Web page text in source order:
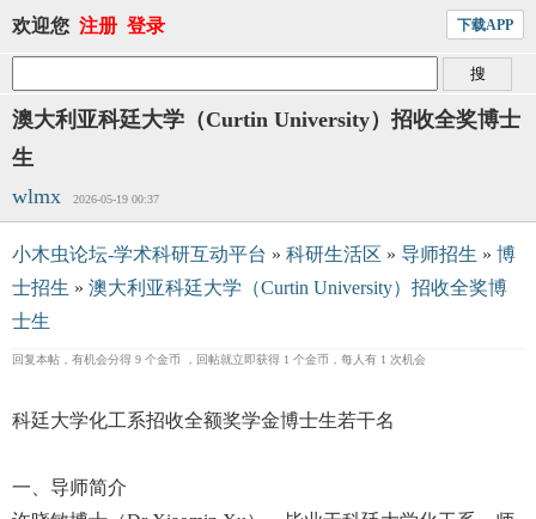
欢迎您 注册 登录 下载APP
澳大利亚科廷大学（Curtin University）招收全奖博士
生
wlmx
2026-05-19 00:37
小木虫论坛-学术科研互动平台 » 科研生活区 » 导师招生 » 博
士招生 » 澳大利亚科廷大学（Curtin University）招收全奖博
士生
回复本帖，有机会分得 9 个金币 ，回帖就立即获得 1 个金币，每人有 1 次机会
科廷大学化工系招收全额奖学金博士生若干名
一、导师简介